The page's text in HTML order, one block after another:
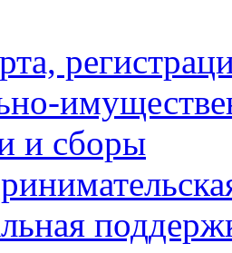
и сборы